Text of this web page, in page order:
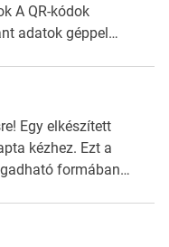
A QR-kódok
adatok géppel
leolvasó
képes az URL-
a cég
a felhasználó
Egy elkészített
kézhez. Ezt a
formában
Minden